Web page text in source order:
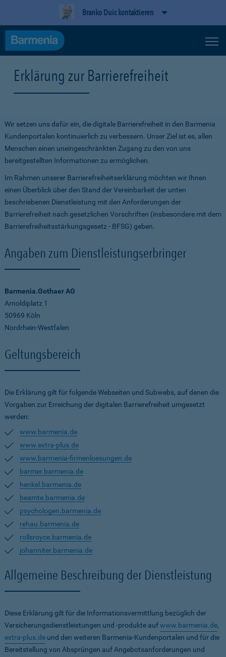
Branko Duic kontaktieren
Erklärung zur Barrierefreiheit
Wir setzen uns dafür ein, die digitale Barrierefreiheit in den Barmenia
Kundenportalen kontinuierlich zu verbessern. Unser Ziel ist es, allen
Menschen einen uneingeschränkten Zugang zu den von uns
bereitgestellten Informationen zu ermöglichen.
Im Rahmen unserer Barrierefreiheitserklärung möchten wir Ihnen
einen Überblick über den Stand der Vereinbarkeit der unten
beschriebenen Dienstleistung mit den Anforderungen der
Barrierefreiheit nach gesetzlichen Vorschriften (insbesondere mit dem
Barrierefreiheitsstärkungsgesetz - BFSG) geben.
Angaben zum Dienstleistungserbringer
Barmenia.Gothaer AG
Arnoldiplatz 1
50969 Köln
Nordrhein-Westfalen
Geltungsbereich
Die Erklärung gilt für folgende Webseiten und Subwebs, auf denen die
Vorgaben zur Erreichung der digitalen Barrierefreiheit umgesetzt
werden:
www.barmenia.de
www.extra-plus.de
www.barmenia-firmenloesungen.de
barmer.barmenia.de
henkel.barmenia.de
beamte.barmenia.de
psychologen.barmenia.de
rehau.barmenia.de
rollsroyce.barmenia.de
johanniter.barmenia.de
Allgemeine Beschreibung der Dienstleistung
Diese Erklärung gilt für die Informationsvermittlung bezüglich der
Versicherungsdienstleistungen und -produkte aufwww.barmenia.de,
extra-plus.de und den weiteren Barmenia-Kundenportalen und für die
Bereitstellung von Absprüngen auf Angebotsanforderungen und